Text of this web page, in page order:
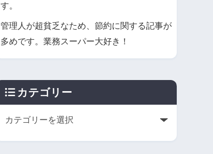
す。
管理人が超貧乏なため、節約に関する記事が
多めです。業務スーパー大好き！
カテゴリー